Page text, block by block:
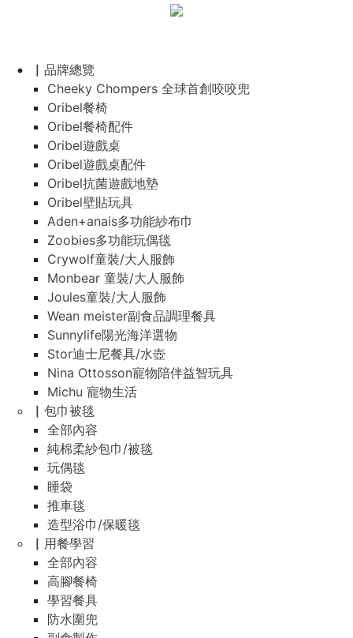
▏品牌總覽
Cheeky Chompers 全球首創咬咬兜
Oribel餐椅
Oribel餐椅配件
Oribel遊戲桌
Oribel遊戲桌配件
Oribel抗菌遊戲地墊
Oribel壁貼玩具
Aden+anais多功能紗布巾
Zoobies多功能玩偶毯
Crywolf童裝/大人服飾
Monbear 童裝/大人服飾
Joules童裝/大人服飾
Wean meister副食品調理餐具
Sunnylife陽光海洋選物
Stor迪士尼餐具/水壺
Nina Ottosson寵物陪伴益智玩具
Michu 寵物生活
▏包巾被毯
全部內容
純棉柔紗包巾/被毯
玩偶毯
睡袋
推車毯
造型浴巾/保暖毯
▏用餐學習
全部內容
高腳餐椅
學習餐具
防水圍兜